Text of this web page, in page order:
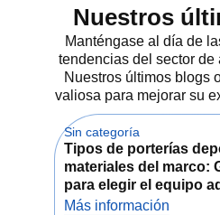
permitiendo
golpes suaves,
varilla flexible
transferencia de
la capacidad de
fuerza y precisión.
empuñadura
garantiza la
juego prolongado,
fatiga de la mano y
proporcionando un
incluso durante los
Nuestros
Manténgase al día de
tendencias del sector de
Nuestros últimos blogs
valiosa para mejorar su
Sin categoría
Tipos de porterías
materiales del marco:
para elegir el equipo
Más información